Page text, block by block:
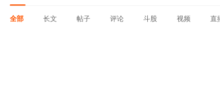
全部 长文 帖子 评论 斗股 视频 直